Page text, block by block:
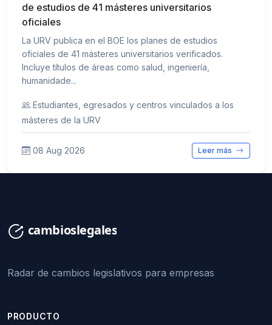
de estudios de 41 másteres universitarios
oficiales
La URV publica en el BOE los planes de estudios
oficiales de 41 másteres universitarios verificados.
Incluye títulos de áreas como salud, ingeniería,
humanidade...
Estudiantes, egresados y centros vinculados a los
másteres de la URV
08 Aug 2026 Leer más
Radar de cambios legislativos para empresas
PRODUCTO